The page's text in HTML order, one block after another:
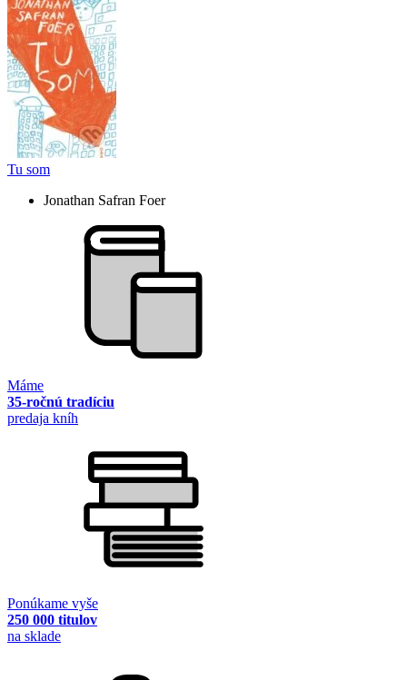
Tu som
Jonathan Safran Foer
Máme
35-ročnú tradíciu
predaja kníh
Ponúkame vyše
250 000 titulov
na sklade